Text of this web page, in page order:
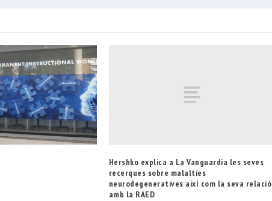
Hershko explica a La Vanguardia les seves
recerques sobre malalties
neurodegeneratives així com la seva relació
amb la RAED